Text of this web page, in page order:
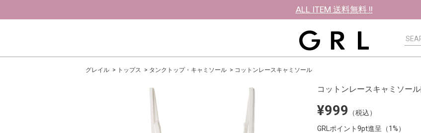
ALL ITEM 送料無料 !!
グレイル トップス タンクトップ・キャミソール コットンレースキャミソール
コットンレースキャミソール
¥999
（税込）
GRLポイント9pt進呈（1%）